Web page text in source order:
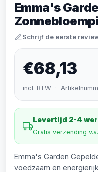
Emma's
Schrijf de eerste
€68,13
incl. BTW ·
Levertijd 2-4
Gratis verzending
Emma's Garden
voedzaam en